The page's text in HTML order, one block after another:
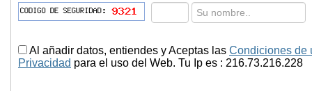
Al añadir datos, entiendes y Aceptas las Condiciones de
Privacidad para el uso del Web. Tu Ip es : 216.73.216.228